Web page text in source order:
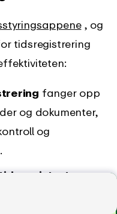
og sikreste
, og
tidsregistrering
fanger opp
og dokumenter,
og
sømløst